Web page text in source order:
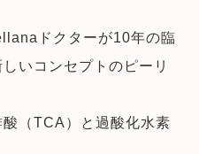
ドクターが10年の臨
いコンセプトのピーリ
（TCA）と過酸化水素